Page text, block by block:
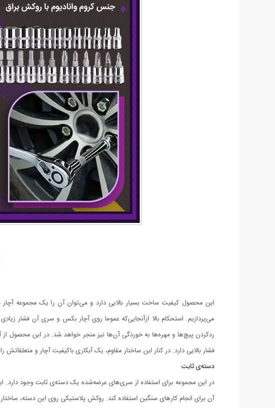
می‌پردازیم. استحکام بالا ازآنجایی‌که عموما روی آچار بکس و سری آن فشار
ردکردن پیچ‌ها و مهره‌ها به خوردگی آن‌ها نیز منجر خواهد شد. در این محصول از
فشار بالایی دارد. در کنار این ساختار مقاوم، یک آبکاری باکیفیت آچار و
دسته‌ی ثابت
آن برای انجام کارهای سنگین استفاده کند. روکش پلاستیکی روی این دسته،